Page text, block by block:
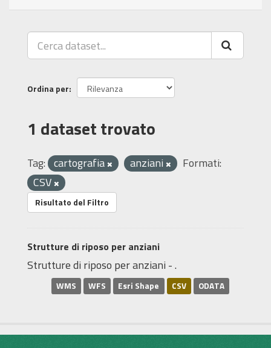
Ordina per
1 dataset trovato
Tag: cartografia anziani
Formati:
CSV
Risultato del Filtro
Strutture di riposo per anziani
Strutture di riposo per anziani - .
WMS WFS Esri Shape CSV ODATA